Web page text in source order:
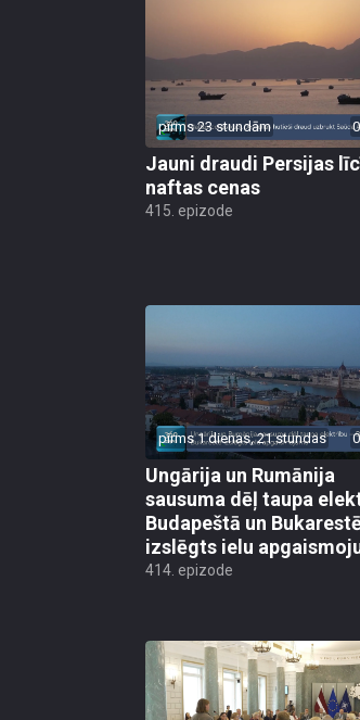
pirms 23 stundām
Jauni draudi Persijas
naftas cenas
415. epizode
pirms 1 dienas, 21 stundas
Ungārija un Rumānija
sausuma dēļ taupa
Budapeštā un
izslēgts ielu
414. epizode